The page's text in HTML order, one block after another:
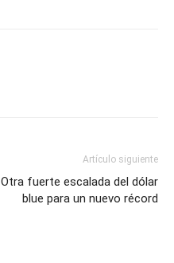
Artículo siguiente
Otra fuerte escalada del dólar
blue para un nuevo récord